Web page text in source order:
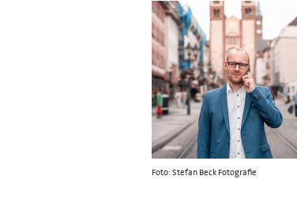
Foto: Stefan Beck Fotografie